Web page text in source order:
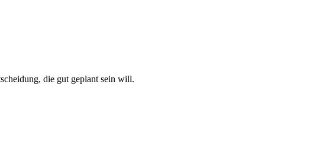
die gut geplant sein will.